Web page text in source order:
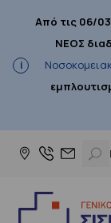
Από τις 06/
ΝΕΟΣ